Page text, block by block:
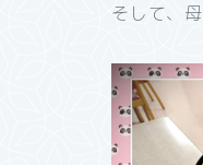
そして、